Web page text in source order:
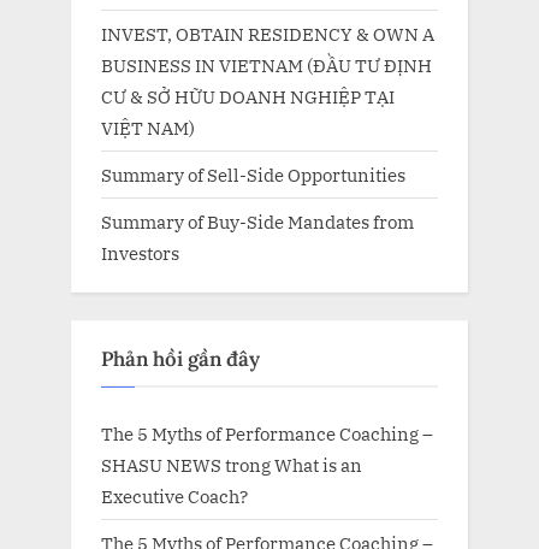
INVEST, OBTAIN RESIDENCY & OWN A
BUSINESS IN VIETNAM (ĐẦU TƯ ĐỊNH
CƯ & SỞ HỮU DOANH NGHIỆP TẠI
VIỆT NAM)
Summary of Sell-Side Opportunities
Summary of Buy-Side Mandates from
Investors
Phản hồi gần đây
The 5 Myths of Performance Coaching –
SHASU NEWS trongWhat is an
Executive Coach?
The 5 Myths of Performance Coaching –